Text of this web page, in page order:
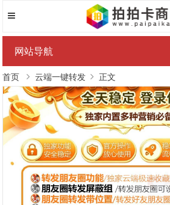
网站导航
首页 云端一键转发 正文